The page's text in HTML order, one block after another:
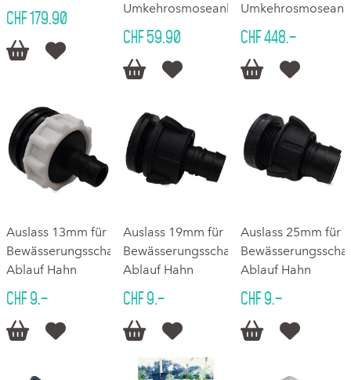
CHF 179.90
 
Umkehrosmoseanlage
CHF 59.90
 
CHF 448.–
 
Auslass 13mm für
Bewässerungsschalen
Ablauf Hahn
CHF 9.–
 
Auslass 19mm für
Bewässerungsschalen
Ablauf Hahn
CHF 9.–
 
Auslass 25mm für
Ablauf Hahn
CHF 9.–
 